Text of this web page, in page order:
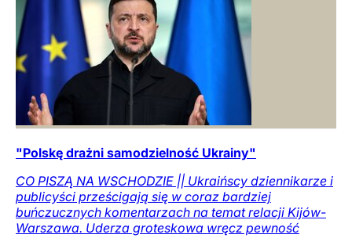
"Polskę drażni samodzielność Ukrainy"
CO PISZĄ NA WSCHODZIE || Ukraińscy dziennikarze i
publicyści prześcigają się w coraz bardziej
buńczucznych komentarzach na temat relacji Kijów-
Warszawa. Uderza groteskowa wręcz pewność